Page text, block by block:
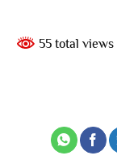
55 total views